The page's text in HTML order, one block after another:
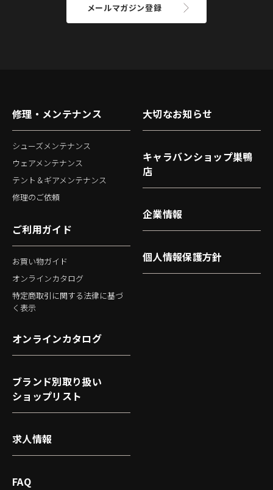
メールマガジン登録
修理・メンテナンス
シューズメンテナンス
ウェアメンテナンス
テント＆ギアメンテナンス
修理のご依頼
ご利用ガイド
お買い物ガイド
オンラインカタログ
特定商取引に関する法律に基づ
く表示
大切なお知らせ
キャラバンショップ巣鴨
店
企業情報
個人情報保護方針
オンラインカタログ
ブランド別取り扱い
ショップリスト
求人情報
FAQ